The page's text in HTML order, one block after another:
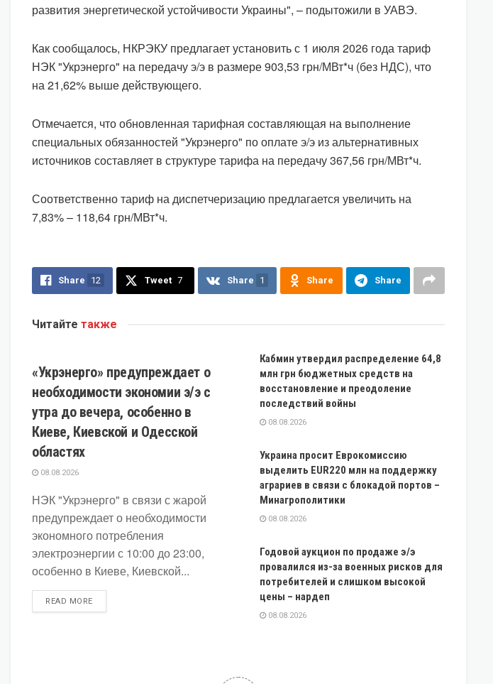
развития энергетической устойчивости Украины", – подытожили в УАВЭ.
Как сообщалось, НКРЭКУ предлагает установить с 1 июля 2026 года тариф
НЭК "Укрэнерго" на передачу э/э в размере 903,53 грн/МВт*ч (без НДС), что
на 21,62% выше действующего.
Отмечается, что обновленная тарифная составляющая на выполнение
специальных обязанностей "Укрэнерго" по оплате э/э из альтернативных
источников составляет в структуре тарифа на передачу 367,56 грн/МВт*ч.
Соответственно тариф на диспетчеризацию предлагается увеличить на
7,83% – 118,64 грн/МВт*ч.
Share 12 Tweet 7 Share 1 Share Share
Читайте также
«Укрэнерго» предупреждает о
необходимости экономии э/э с
утра до вечера, особенно в
Киеве, Киевской и Одесской
областях
08.08.2026
НЭК "Укрэнерго" в связи с жарой
предупреждает о необходимости
экономного потребления
электроэнергии с 10:00 до 23:00,
особенно в Киеве, Киевской...
READ MOREDETAILS
Кабмин утвердил распределение 64,8
млн грн бюджетных средств на
восстановление и преодоление
последствий войны
08.08.2026
Украина просит Еврокомиссию
выделить EUR220 млн на поддержку
аграриев в связи с блокадой портов –
Минагрополитики
08.08.2026
Годовой аукцион по продаже э/э
провалился из-за военных рисков для
потребителей и слишком высокой
цены – нардеп
08.08.2026